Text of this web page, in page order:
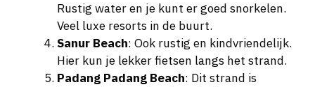
Rustig water en je kunt er goed snorkelen.
Veel luxe resorts in de buurt.
Sanur Beach: Ook rustig en kindvriendelijk.
Hier kun je lekker fietsen langs het strand.
Padang Padang Beach: Dit strand is